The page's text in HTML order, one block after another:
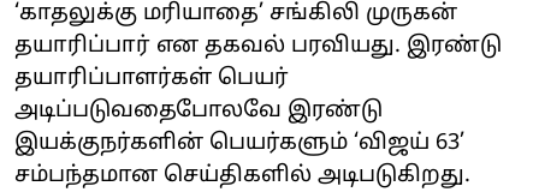
‘காதலுக்கு மரியாதை’ சங்கிலி முருகன்
தயாரிப்பார் என தகவல் பரவியது. இரண்டு
தயாரிப்பாளர்கள் பெயர்
அடிப்படுவதைபோலவே இரண்டு
இயக்குநர்களின் பெயர்களும் ‘விஜய் 63’
சம்பந்தமான செய்திகளில் அடிபடுகிறது.